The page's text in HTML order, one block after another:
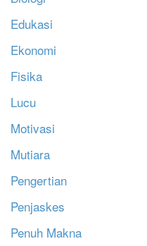
Edukasi
Ekonomi
Fisika
Lucu
Motivasi
Mutiara
Pengertian
Penjaskes
Penuh Makna